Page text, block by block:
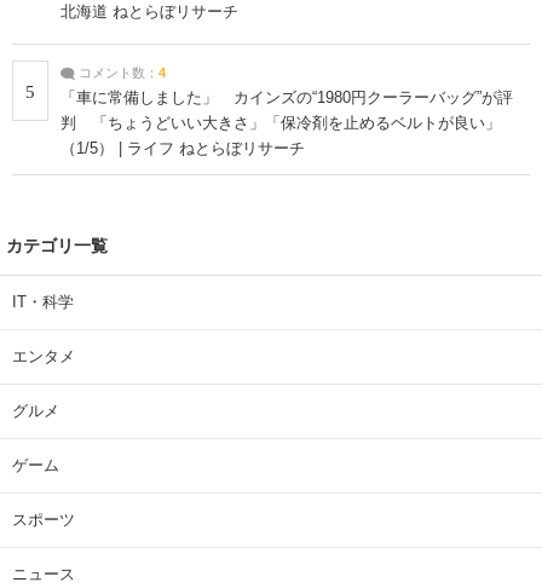
北海道 ねとらぼリサーチ
5
コメント数： 4
「車に常備しました」 カインズの“1980円クーラーバッグ”が評
判 「ちょうどいい大きさ」「保冷剤を止めるベルトが良い」
（1/5） | ライフ ねとらぼリサーチ
カテゴリ一覧
IT・科学
エンタメ
グルメ
ゲーム
スポーツ
ニュース